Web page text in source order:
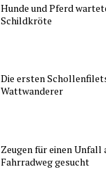
Hunde und Pferd
Schildkröte
Die ersten
Wattwanderer
Zeugen für einen Unfall
Fahrradweg gesucht